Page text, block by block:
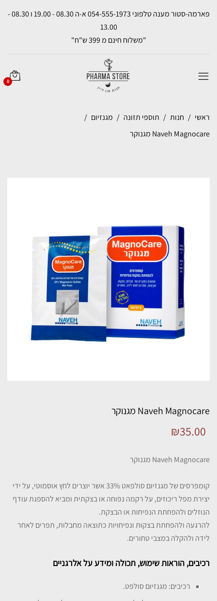
פארמה-סטור מענה טלפוני 054-555-1973 א-ה 08.30 - 19.00 ו 08.30 -
13.00
"משלוח חינם מ 399 ש"ח"
0
ראשי חנות תוספי תזונה
מגנזיום
Naveh Magnocare מגנוקר
Naveh Magnocare מגנוקר
₪35.00
Naveh Magnocare מגנוקר
קומפרסים של מגנזיום סולפאט 33% אשר יוצרים לחץ אוסמוטי, על ידי
יצירת מפל ריכוזים, על רקמה נפוחה או בצקתית ומביא להספגת עודף
הנוזלים ולהפחתת הנפיחות או הבצקת.
להרגעה ולהפחתת בצקות ונפיחויות כתוצאה מחבלות, תפרים לאחר
לידה ולהקלה במצבי טחורים.
רכיבים, הוראות שימוש, תכולה ומידע על אלרגניים
רכיבים: מגנזיום סולפט.